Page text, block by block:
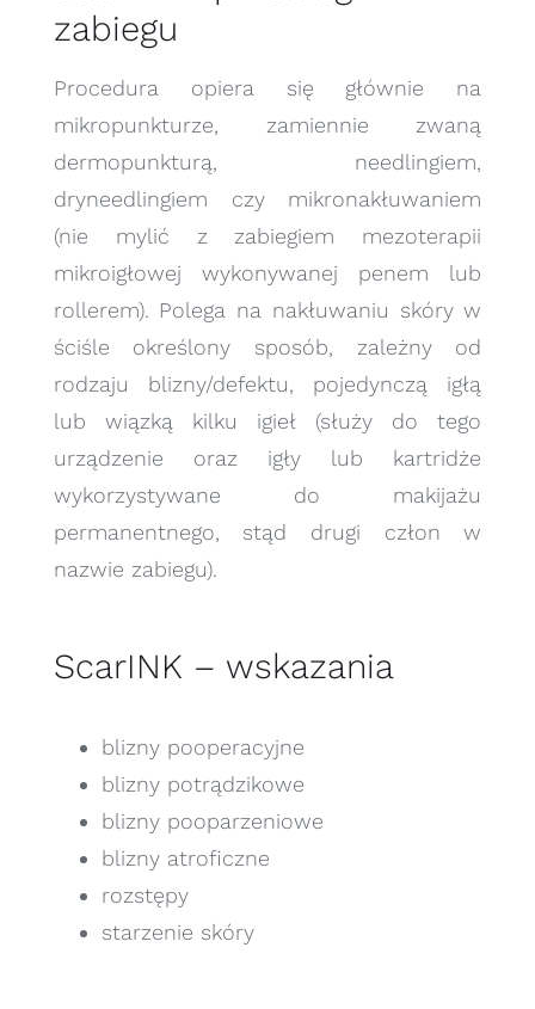
zabiegu
Procedura opiera się głównie na
mikropunkturze, zamiennie zwaną
dermopunkturą, needlingiem,
dryneedlingiem czy mikronakłuwaniem
(nie mylić z zabiegiem mezoterapii
mikroigłowej wykonywanej penem lub
rollerem). Polega na nakłuwaniu skóry w
ściśle określony sposób, zależny od
rodzaju blizny/defektu, pojedynczą igłą
lub wiązką kilku igieł (służy do tego
urządzenie oraz igły lub kartridże
wykorzystywane do makijażu
permanentnego, stąd drugi człon w
nazwie zabiegu).
ScarINK – wskazania
blizny pooperacyjne
blizny potrądzikowe
blizny pooparzeniowe
blizny atroficzne
rozstępy
starzenie skóry